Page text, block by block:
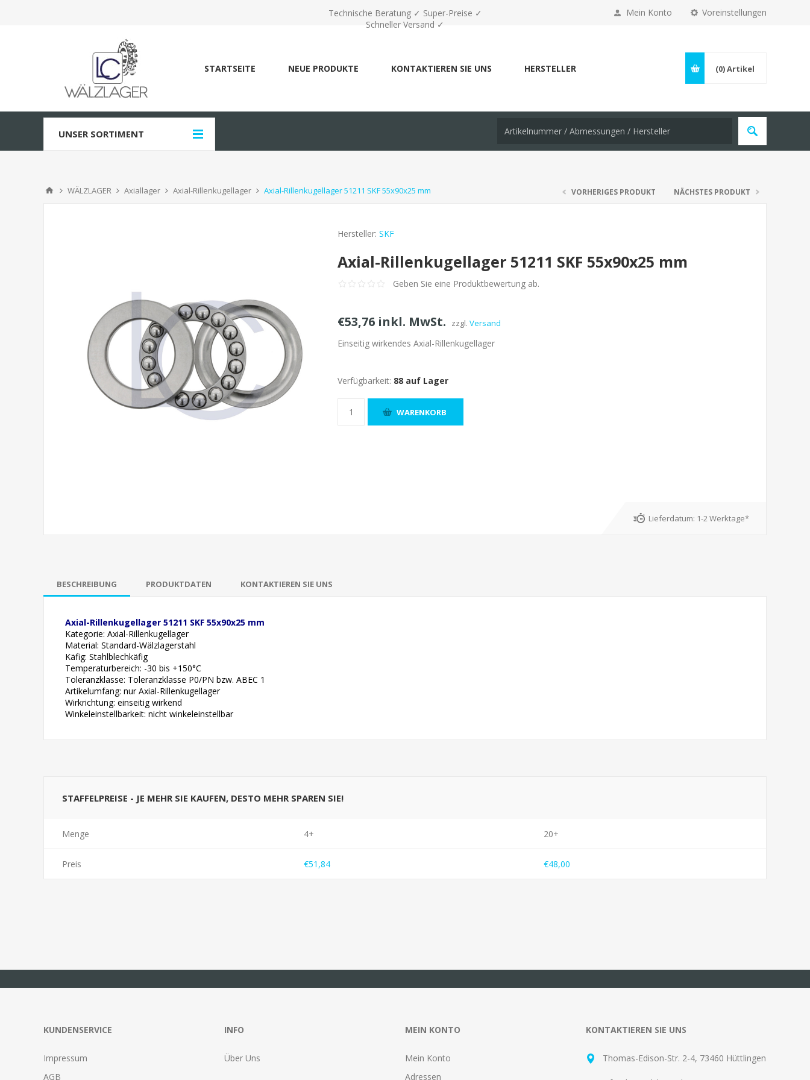
Technische Beratung ✓ Super-Preise ✓
Schneller Versand ✓
Voreinstellungen
Mein Konto
STARTSEITE NEUE PRODUKTE KONTAKTIEREN SIE UNS HERSTELLER (0)Artikel
UNSER SORTIMENT
WÄLZLAGER Axiallager Axial-Rillenkugellager Axial-Rillenkugellager 51211 SKF 55x90x25 mm VORHERIGES PRODUKT NÄCHSTES PRODUKT
Hersteller: SKF
Axial-Rillenkugellager 51211 SKF 55x90x25 mm
Geben Sie eine Produktbewertung ab.
€53,76 inkl. MwSt. zzgl.Versand
Einseitig wirkendes Axial-Rillenkugellager
Verfügbarkeit: 88 auf Lager
Lieferdatum: 1-2 Werktage*
BESCHREIBUNG PRODUKTDATEN KONTAKTIEREN SIE UNS
Axial-Rillenkugellager 51211 SKF 55x90x25 mm
Kategorie: Axial-Rillenkugellager
Material: Standard-Wälzlagerstahl
Käfig: Stahlblechkäfig
Temperaturbereich: -30 bis +150°C
Toleranzklasse: Toleranzklasse P0/PN bzw. ABEC 1
Artikelumfang: nur Axial-Rillenkugellager
Wirkrichtung: einseitig wirkend
Winkeleinstellbarkeit: nicht winkeleinstellbar
STAFFELPREISE - JE MEHR SIE KAUFEN, DESTO MEHR SPAREN SIE!
Menge 4+ 20+
Preis €51,84 €48,00
KUNDENSERVICE
Impressum
AGB
INFO
Über Uns
MEIN KONTO
Mein Konto
Adressen
KONTAKTIEREN SIE UNS
Thomas-Edison-Str. 2-4, 73460 Hüttlingen